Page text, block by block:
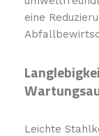
eine
Leichte